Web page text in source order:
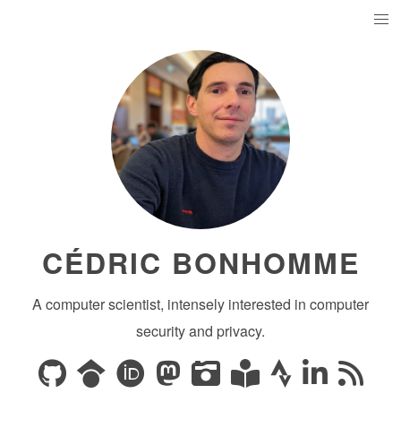
CÉDRIC BONHOMME
A computer scientist, intensely interested in computer
security and privacy.